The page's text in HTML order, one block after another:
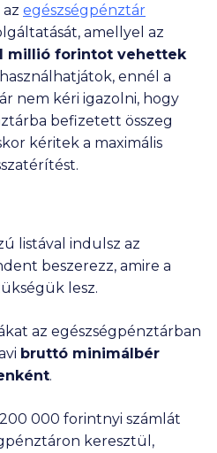
egészségpénztár
amellyel az
millió forintot vehettek
ennél a
nem kéri igazolni, hogy
befizetett összeg
kéritek a maximális
listával indulsz az
beszerezz, amire a
lesz.
az egészségpénztárban
bruttó minimálbér
.
200 000 forintnyi számlát
keresztül,